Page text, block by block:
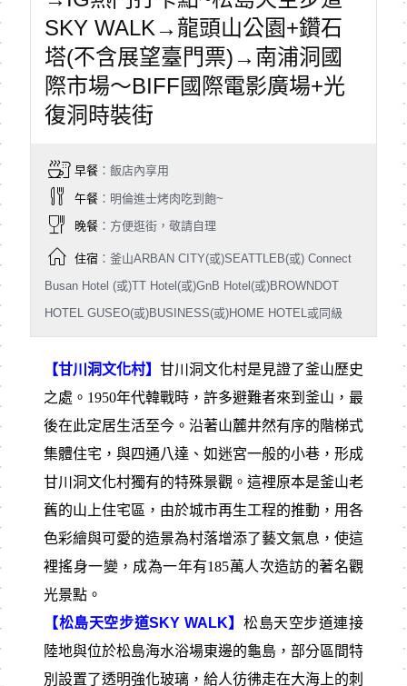
SKY WALK→龍頭山公園+鑽石
塔(不含展望臺門票)→南浦洞國
際市場～BIFF國際電影廣場+光
復洞時裝街
早餐：飯店內享用
午餐：明倫進士烤肉吃到飽~
晚餐：方便逛街，敬請自理
住宿：釜山ARBAN CITY(或)SEATTLEB(或) Connect
Busan Hotel (或)TT Hotel(或)GnB Hotel(或)BROWNDOT
HOTEL GUSEO(或)BUSINESS(或)HOME HOTEL或同級
【甘川洞文化村】 甘川洞文化村是見證了釜山歷史
之處。1950年代韓戰時，許多避難者來到釜山，最
後在此定居生活至今。沿著山麓井然有序的階梯式
集體住宅，與四通八達、如迷宮一般的小巷，形成
甘川洞文化村獨有的特殊景觀。這裡原本是釜山老
舊的山上住宅區，由於城市再生工程的推動，用各
色彩繪與可愛的造景為村落增添了藝文氣息，使這
裡搖身一變，成為一年有185萬人次造訪的著名觀
光景點。
【松島天空步道SKY WALK】 松島天空步道連接
陸地與位於松島海水浴場東邊的龜島，部分區間特
別設置了透明強化玻璃，給人彷彿走在大海上的刺